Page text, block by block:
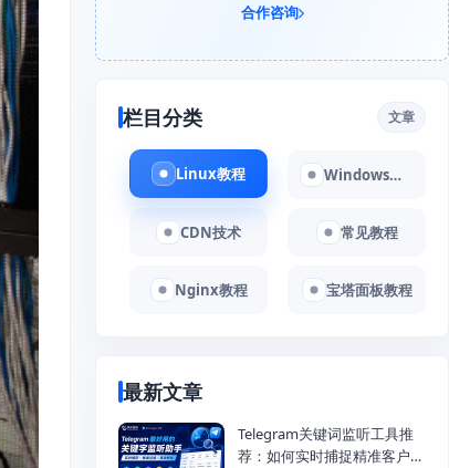
合作咨询
栏目分类 文章
Linux教程 Windows教程
CDN技术 常见教程
Nginx教程 宝塔面板教程
最新文章
Telegram关键词监听工具推
荐：如何实时捕捉精准客户，